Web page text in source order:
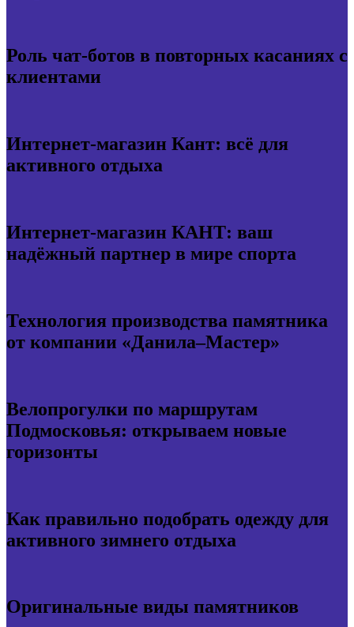
Роль чат-ботов в повторных касаниях с
клиентами
Интернет-магазин Кант: всё для
активного отдыха
Интернет-магазин КАНТ: ваш
надёжный партнер в мире спорта
Технология производства памятника
от компании «Данила–Мастер»
Велопрогулки по маршрутам
Подмосковья: открываем новые
горизонты
Как правильно подобрать одежду для
активного зимнего отдыха
Оригинальные виды памятников